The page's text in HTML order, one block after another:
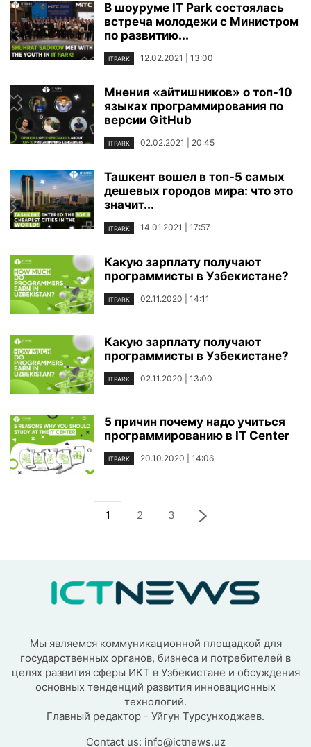
В шоуруме IT Park состоялась
встреча молодежи с Министром
по развитию...
ITPARK 12.02.2021 | 13:00
Мнения «айтишников» о топ-10
языках программирования по
версии GitHub
ITPARK 02.02.2021 | 20:45
Ташкент вошел в топ-5 самых
дешевых городов мира: что это
значит...
ITPARK 14.01.2021 | 17:57
Какую зарплату получают
программисты в Узбекистане?
ITPARK 02.11.2020 | 14:11
Какую зарплату получают
программисты в Узбекистане?
ITPARK 02.11.2020 | 13:00
5 причин почему надо учиться
программированию в IT Center
ITPARK 20.10.2020 | 14:06
1 2 3
Мы являемся коммуникационной площадкой для
государственных органов, бизнеса и потребителей в
целях развития сферы ИКТ в Узбекистане и обсуждения
основных тенденций развития инновационных
технологий.
Главный редактор - Уйгун Турсунходжаев.
Contact us: info@ictnews.uz